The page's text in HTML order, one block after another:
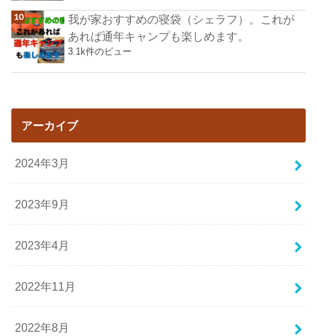
我が家おすすめの寝袋（シェラフ）。これが
あれば通年キャンプも楽しめます。
3.1k件のビュー
アーカイブ
2024年3月
2023年9月
2023年4月
2022年11月
2022年8月